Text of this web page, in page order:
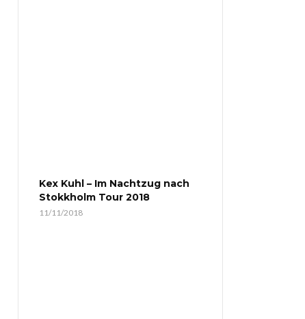
Kex Kuhl – Im Nachtzug nach
Stokkholm Tour 2018
11/11/2018